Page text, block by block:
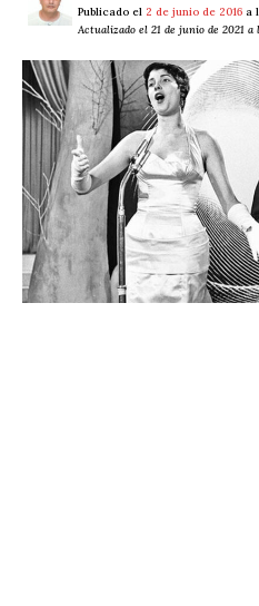
Publicado el 2 de junio de 2016 a
Actualizado el 21 de junio de 2021 a